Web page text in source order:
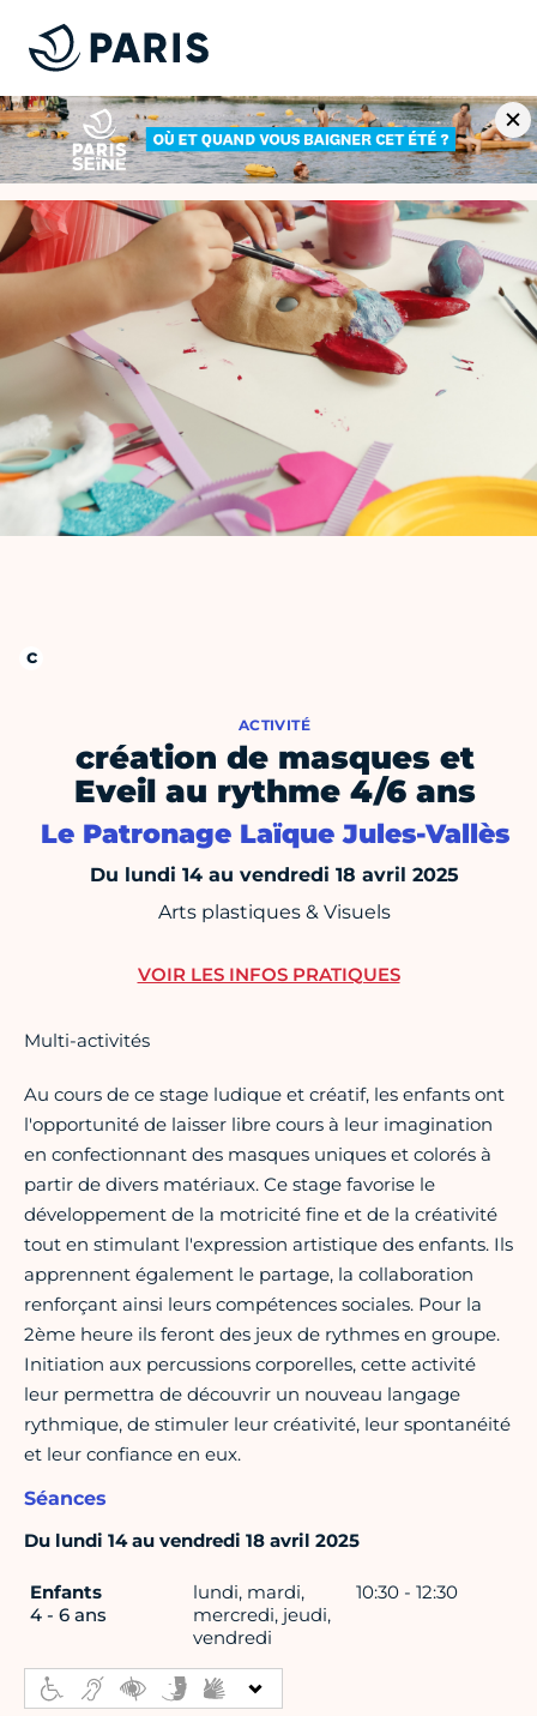
ACTIVITÉ
création de masques et
Eveil au rythme 4/6 ans
Le Patronage Laïque Jules-Vallès
Du lundi 14 au vendredi 18 avril 2025
Arts plastiques & Visuels
Multi-activités
Au cours de ce stage ludique et créatif, les enfants ont
l'opportunité de laisser libre cours à leur imagination
en confectionnant des masques uniques et colorés à
partir de divers matériaux. Ce stage favorise le
développement de la motricité fine et de la créativité
tout en stimulant l'expression artistique des enfants. Ils
apprennent également le partage, la collaboration
renforçant ainsi leurs compétences sociales. Pour la
2ème heure ils feront des jeux de rythmes en groupe.
Initiation aux percussions corporelles, cette activité
leur permettra de découvrir un nouveau langage
rythmique, de stimuler leur créativité, leur spontanéité
et leur confiance en eux.
Séances
Du lundi 14 au vendredi 18 avril 2025
Enfants
4 - 6 ans
lundi, mardi,
mercredi, jeudi,
vendredi
10:30 - 12:30
VOIR LES INFOS PRATIQUES